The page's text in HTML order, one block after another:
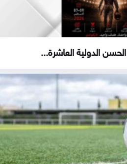
الدولية العاشرة...